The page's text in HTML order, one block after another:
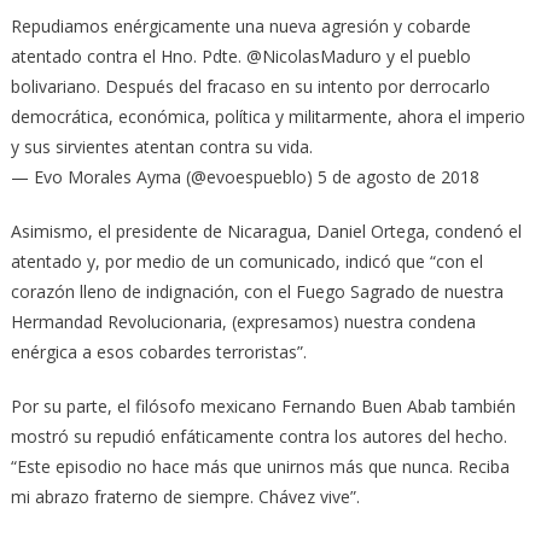
Repudiamos enérgicamente una nueva agresión y cobarde
atentado contra el Hno. Pdte. @NicolasMaduro y el pueblo
bolivariano. Después del fracaso en su intento por derrocarlo
democrática, económica, política y militarmente, ahora el imperio
y sus sirvientes atentan contra su vida.
— Evo Morales Ayma (@evoespueblo) 5 de agosto de 2018
Asimismo, el presidente de Nicaragua, Daniel Ortega, condenó el
atentado y, por medio de un comunicado, indicó que “con el
corazón lleno de indignación, con el Fuego Sagrado de nuestra
Hermandad Revolucionaria, (expresamos) nuestra condena
enérgica a esos cobardes terroristas”.
Por su parte, el filósofo mexicano Fernando Buen Abab también
mostró su repudió enfáticamente contra los autores del hecho.
“Este episodio no hace más que unirnos más que nunca. Reciba
mi abrazo fraterno de siempre. Chávez vive”.